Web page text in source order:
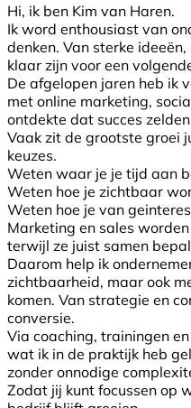
Hi, ik ben Kim van Haren.
Ik word enthousiast van
denken. Van sterke
klaar zijn voor een
De afgelopen jaren heb ik
met online marketing,
ontdekte dat succes
Vaak zit de grootste groei
keuzes.
Weten waar je je tijd aan
Weten hoe je zichtbaar
Weten hoe je van
Marketing en sales
terwijl ze juist samen
Daarom help ik
zichtbaarheid, maar ook
komen. Van strategie en
conversie.
Via coaching, trainingen
wat ik in de praktijk heb
zonder onnodige
Zodat jij kunt focussen op